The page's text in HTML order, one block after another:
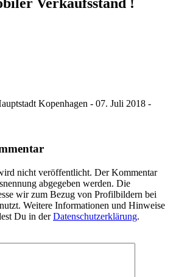
Kopenhagen - 07. Juli 2018 -
nicht veröffentlicht. Der Kommentar
abgegeben werden. Die
wir zum Bezug von Profilbildern bei
Weitere Informationen und Hinweise
Du in derDatenschutzerklärung.